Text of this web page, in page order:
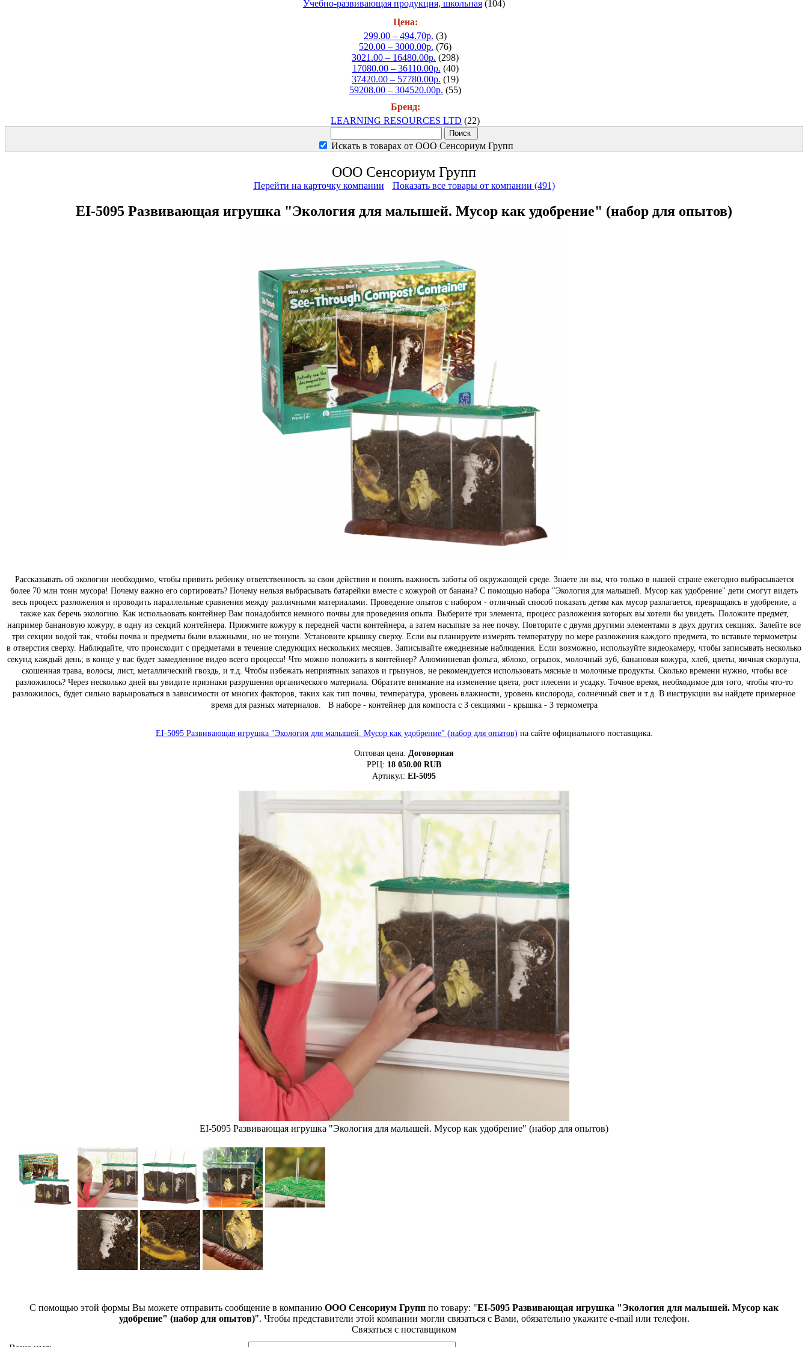
Учебно-развивающая продукция, школьная (104)
Цена:
299.00 – 494.70р. (3)
520.00 – 3000.00р. (76)
3021.00 – 16480.00р. (298)
17080.00 – 36110.00р. (40)
37420.00 – 57780.00р. (19)
59208.00 – 304520.00р. (55)
Бренд:
LEARNING RESOURCES LTD (22)
Искать в товарах от ООО Сенсориум Групп
ООО Сенсориум Групп
Перейти на карточку компании Показать все товары от компании (491)
EI-5095 Развивающая игрушка "Экология для малышей. Мусор как удобрение" (набор для опытов)
Рассказывать об экологии необходимо, чтобы привить ребенку ответственность за свои действия и понять важность заботы об окружающей среде. Знаете ли вы, что только в нашей стране ежегодно выбрасывается
более 70 млн тонн мусора! Почему важно его сортировать? Почему нельзя выбрасывать батарейки вместе с кожурой от банана? С помощью набора "Экология для малышей. Мусор как удобрение" дети смогут видеть
весь процесс разложения и проводить параллельные сравнения между различными материалами. Проведение опытов с набором - отличный способ показать детям как мусор разлагается, превращаясь в удобрение, а
также как беречь экологию. Как использовать контейнер Вам понадобится немного почвы для проведения опыта. Выберите три элемента, процесс разложения которых вы хотели бы увидеть. Положите предмет,
например банановую кожуру, в одну из секций контейнера. Прижмите кожуру к передней части контейнера, а затем насыпьте за нее почву. Повторите с двумя другими элементами в двух других секциях. Залейте все
три секции водой так, чтобы почва и предметы были влажными, но не тонули. Установите крышку сверху. Если вы планируете измерять температуру по мере разложения каждого предмета, то вставьте термометры
в отверстия сверху. Наблюдайте, что происходит с предметами в течение следующих нескольких месяцев. Записывайте ежедневные наблюдения. Если возможно, используйте видеокамеру, чтобы записывать несколько
секунд каждый день; в конце у вас будет замедленное видео всего процесса! Что можно положить в контейнер? Алюминиевая фольга, яблоко, огрызок, молочный зуб, банановая кожура, хлеб, цветы, яичная скорлупа,
скошенная трава, волосы, лист, металлический гвоздь, и т.д. Чтобы избежать неприятных запахов и грызунов, не рекомендуется использовать мясные и молочные продукты. Сколько времени нужно, чтобы все
разложилось? Через несколько дней вы увидите признаки разрушения органического материала. Обратите внимание на изменение цвета, рост плесени и усадку. Точное время, необходимое для того, чтобы что-то
разложилось, будет сильно варьироваться в зависимости от многих факторов, таких как тип почвы, температура, уровень влажности, уровень кислорода, солнечный свет и т.д. В инструкции вы найдете примерное
время для разных материалов. В наборе - контейнер для компоста с 3 секциями - крышка - 3 термометра
EI-5095 Развивающая игрушка "Экология для малышей. Мусор как удобрение" (набор для опытов) на сайте официального поставщика.
Оптовая цена: Договорная
РРЦ: 18 050.00 RUB
Артикул: EI-5095
EI-5095 Развивающая игрушка "Экология для малышей. Мусор как удобрение" (набор для опытов)
С помощью этой формы Вы можете отправить сообщение в компанию ООО Сенсориум Групп по товару: "EI-5095 Развивающая игрушка "Экология для малышей. Мусор как
удобрение" (набор для опытов)". Чтобы представители этой компании могли связаться с Вами, обязательно укажите e-mail или телефон.
Связаться с поставщиком